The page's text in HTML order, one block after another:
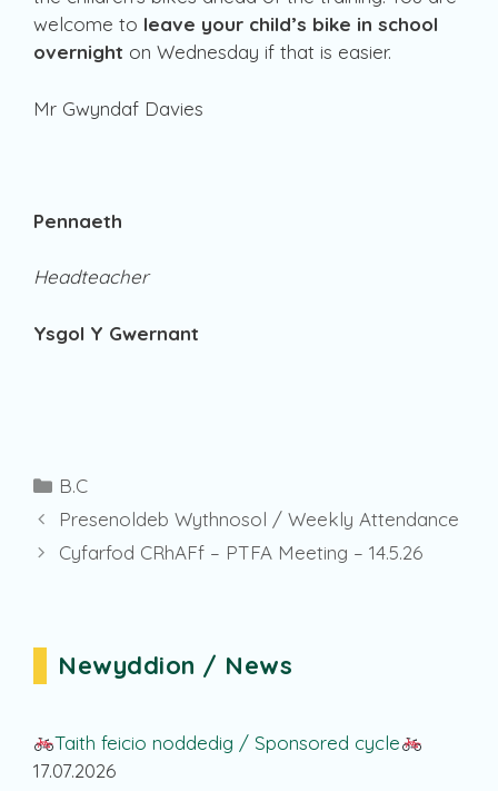
welcome to leave your child’s bike in school
overnight on Wednesday if that is easier.
Mr Gwyndaf Davies
Pennaeth
Headteacher
Ysgol Y Gwernant
Categories
B.C
Presenoldeb Wythnosol / Weekly Attendance
Cyfarfod CRhAFf – PTFA Meeting – 14.5.26
Newyddion / News
Taith feicio noddedig / Sponsored cycle
17.07.2026